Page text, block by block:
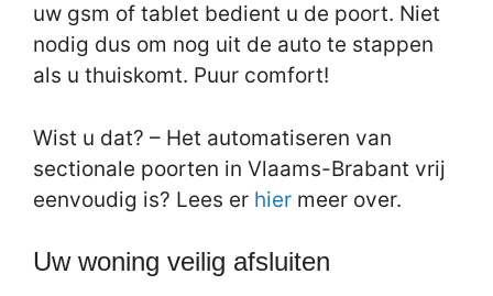
uw gsm of tablet bedient u de poort. Niet
nodig dus om nog uit de auto te stappen
als u thuiskomt. Puur comfort!
Wist u dat? – Het automatiseren van
sectionale poorten in Vlaams-Brabant vrij
eenvoudig is? Lees er hier meer over.
Uw woning veilig afsluiten